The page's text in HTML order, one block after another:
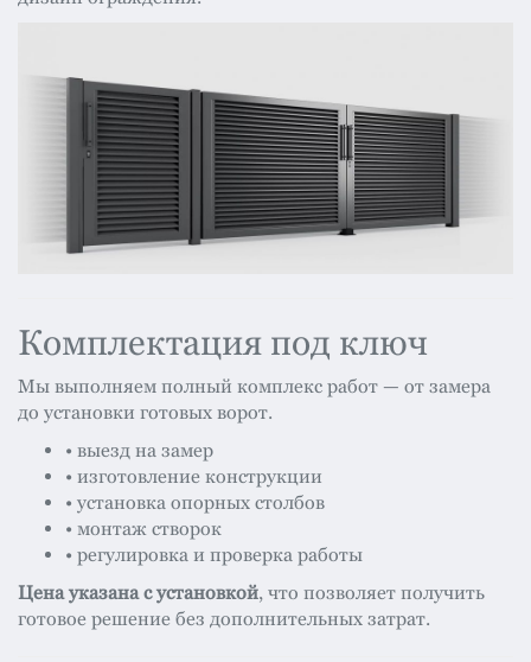
Комплектация под ключ
Мы выполняем полный комплекс работ — от замера
до установки готовых ворот.
• выезд на замер
• изготовление конструкции
• установка опорных столбов
• монтаж створок
• регулировка и проверка работы
Цена указана с установкой, что позволяет получить
готовое решение без дополнительных затрат.